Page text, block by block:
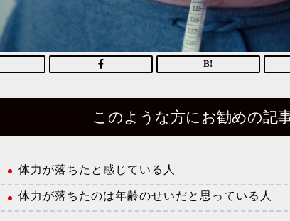
このような方にお勧めの記
体力が落ちたと感じている人
体力が落ちたのは年齢のせいだと思っている人